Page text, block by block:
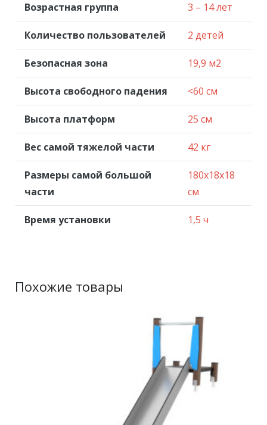
Возрастная группа 3 – 14 лет
Количество пользователей 2 детей
Безопасная зона 19,9 м2
Высота свободного падения <60 см
Высота платформ 25 см
Вес самой тяжелой части 42 кг
Размеры самой большой
части
180x18x18
см
Время установки 1,5 ч
Похожие товары